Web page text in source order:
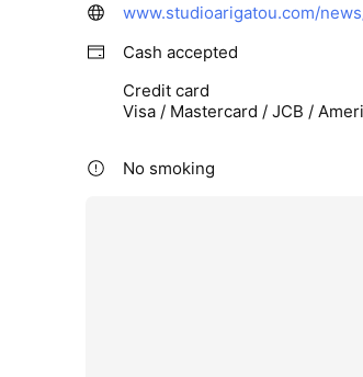
www.studioarigatou.com/
Cash accepted
Credit card
Visa / Mastercard / JCB /
No smoking